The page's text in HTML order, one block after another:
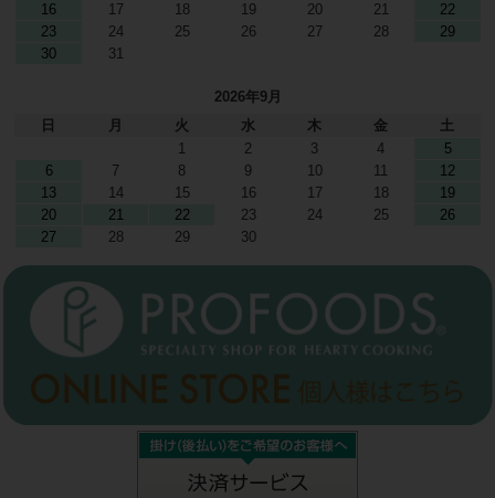
16
17 18 19 20 21
22
23
24 25 26 27 28
29
30
31
2026年9月
日
月 火 水 木 金
土
1
2 3 4
5
6
7 8 9 10 11
12
13
14 15 16 17 18
19
20
21 22 23 24 25
26
27
28 29 30